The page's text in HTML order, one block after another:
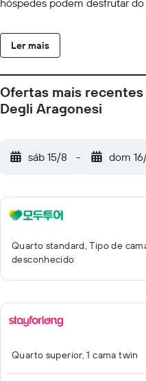
hóspedes podem desfrutar
pequeno-almoço, que inclui
Poderá saborear o seu
mediterrânico. Também pode
bebida no nosso bar
menu de refeições ligeiras.
hóspedes podem usar
nas nossas cinco salas de
convidados.
Ler mais
Ofertas mais
Degli Aragonesi
sáb 15/8 - dom
Quarto standard, Tipo de
desconhecido
Quarto superior, 1 cama twin